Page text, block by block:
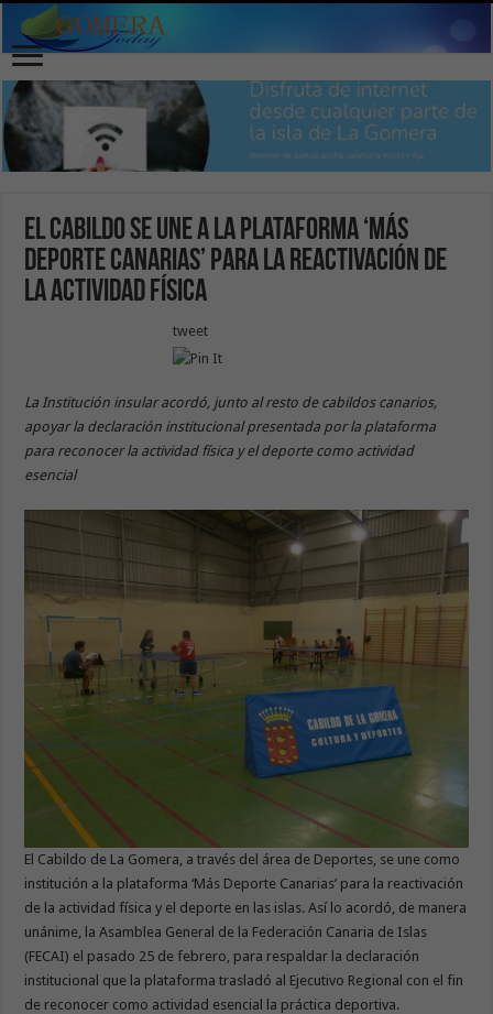
El Cabildo se une a la plataforma ‘Más
Deporte Canarias’ para la reactivación de
la actividad física
tweet
La Institución insular acordó, junto al resto de cabildos canarios,
apoyar la declaración institucional presentada por la plataforma
para reconocer la actividad física y el deporte como actividad
esencial
El Cabildo de La Gomera, a través del área de Deportes, se une como
institución a la plataforma ‘Más Deporte Canarias’ para la reactivación
de la actividad física y el deporte en las islas. Así lo acordó, de manera
unánime, la Asamblea General de la Federación Canaria de Islas
(FECAI) el pasado 25 de febrero, para respaldar la declaración
institucional que la plataforma trasladó al Ejecutivo Regional con el fin
de reconocer como actividad esencial la práctica deportiva.